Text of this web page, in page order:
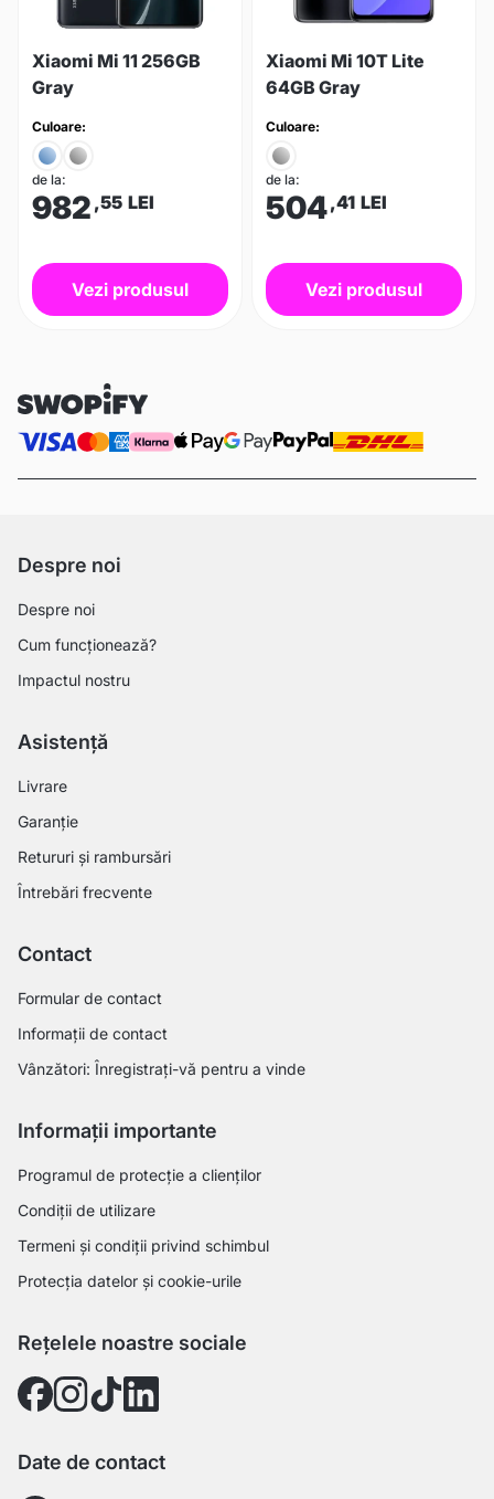
Xiaomi Mi 11 256GB
Gray
Culoare:
de la:
982 ,55 LEI
Vezi produsul
Xiaomi Mi 10T Lite
64GB Gray
Culoare:
de la:
504,41 LEI
Vezi produsul
Despre noi
Despre noi
Cum funcționează?
Impactul nostru
Asistență
Livrare
Garanție
Retururi și rambursări
Întrebări frecvente
Contact
Formular de contact
Informații de contact
Vânzători: Înregistrați-vă pentru a vinde
Informații importante
Programul de protecție a clienților
Condiții de utilizare
Termeni și condiții privind schimbul
Protecția datelor și cookie-urile
Rețelele noastre sociale
Date de contact